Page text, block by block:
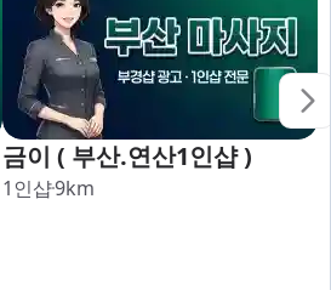
금이 ( 부산.연산1인샵 )
1인샵9km